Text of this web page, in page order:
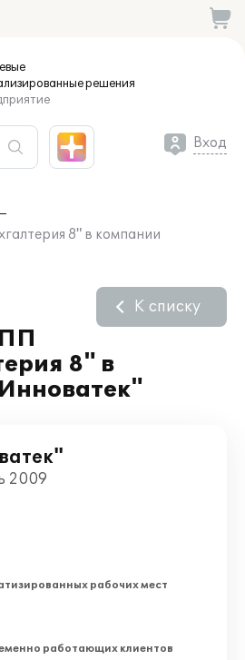
решения
Вход
8" в компании
8" в
К списку
2009
рабочих мест
работающих клиентов